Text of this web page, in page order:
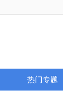
热门专题